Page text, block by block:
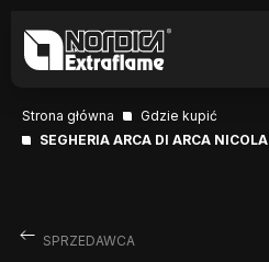
Strona główna
Gdzie kupić
SEGHERIA ARCA DI ARCA NICOLA
SPRZEDAWCA